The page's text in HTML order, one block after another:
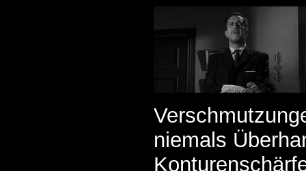
niemals